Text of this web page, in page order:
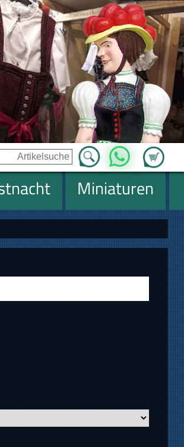
Zum
WhatsApp
Miniaturen